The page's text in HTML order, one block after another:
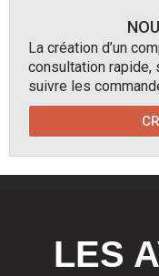
La création d’un
consultation rapide,
suivre les
LES